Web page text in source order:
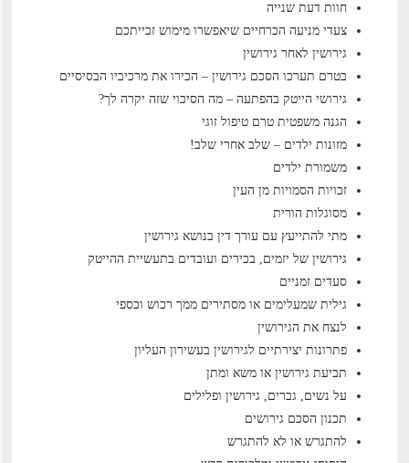
חוות דעת שנייה
צעדי מניעה הכרחיים שיאפשרו מימוש זכייתכם
גירושין לאחר גירושין
בטרם תערכו הסכם גירושין – הכירו את מרכיביו הבסיסיים
גירושי הייטק בהפתעה – מה הסיכוי שזה יקרה לך?
הגנה משפטית טרם טיפול זוגי
מזונות ילדים – שלב אחרי שלב!
משמורת ילדים
זכויות הסמויות מן העין
מסוגלות הורית
מתי להתייעץ עם עורך דין בנושא גירושין
גירושין של יזמים, בכירים ועובדים בתעשיית ההייטק
סעדים זמניים
גילית שמעלימים או מסתירים ממך רכוש וכספי
לנצח את הגירושין
פתרונות יצירתיים לגירושין בעשירון העליון
תביעת גירושין או משא ומתן
על נשים, גברים, גירושין ופלילים
תכנון הסכם גירושים
להתגרש או לא להתגרש